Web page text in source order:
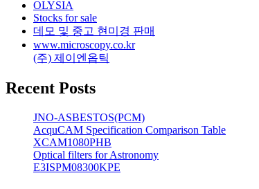
OLYSIA
Stocks for sale
데모 및 중고 현미경 판매
www.microscopy.co.kr
(주) 제이엔옵틱
Recent Posts
JNO-ASBESTOS(PCM)
AcquCAM Specification Comparison Table
XCAM1080PHB
Optical filters for Astronomy
E3ISPM08300KPE